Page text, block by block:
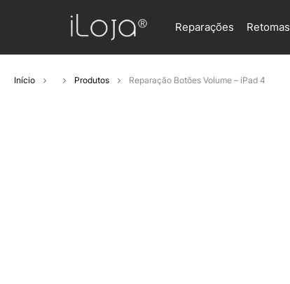
Reparações Retomas
Início Produtos Reparação Botões Volume – iPad 4